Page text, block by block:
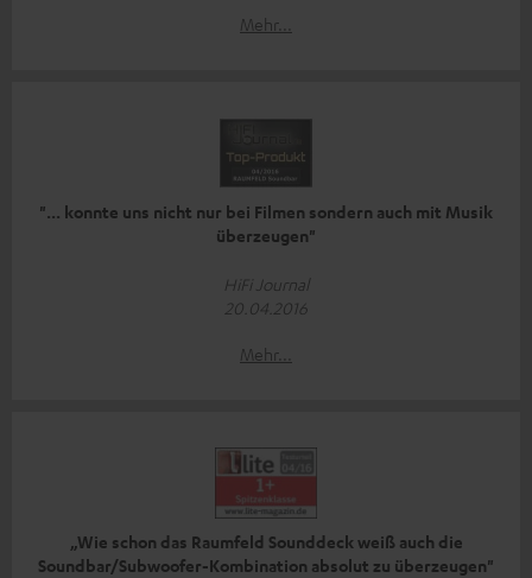
Mehr...
"... konnte uns nicht nur bei Filmen sondern auch mit Musik
überzeugen"
HiFi Journal
20.04.2016
Mehr...
„Wie schon das Raumfeld Sounddeck weiß auch die
Soundbar/Subwoofer-Kombination absolut zu überzeugen"